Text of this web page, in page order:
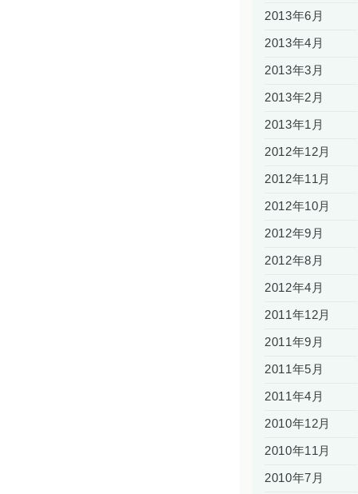
2013年6月
2013年4月
2013年3月
2013年2月
2013年1月
2012年12月
2012年11月
2012年10月
2012年9月
2012年8月
2012年4月
2011年12月
2011年9月
2011年5月
2011年4月
2010年12月
2010年11月
2010年7月